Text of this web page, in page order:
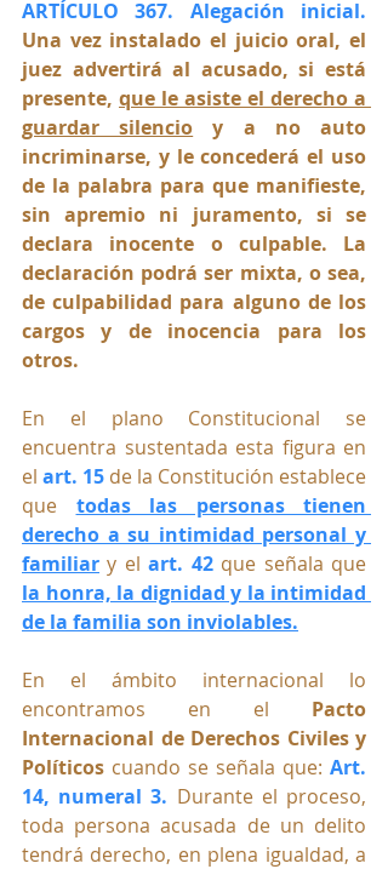
ARTÍCULO 367. Alegación inicial.
Una vez instalado el juicio oral, el
juez advertirá al acusado, si está
presente, que le asiste el derecho a
guardar silencio y a no auto
incriminarse, y le concederá el uso
de la palabra para que manifieste,
sin apremio ni juramento, si se
declara inocente o culpable. La
declaración podrá ser mixta, o sea,
de culpabilidad para alguno de los
cargos y de inocencia para los
otros.
En el plano Constitucional se
encuentra sustentada esta figura en
el art. 15 de la Constitución establece
que todas las personas tienen
derecho a su intimidad personal y
familiar y el art. 42
la honra, la dignidad y la intimidad
de la familia son inviolables.
En el ámbito internacional lo
encontramos en el Pacto
Internacional de Derechos Civiles y
Políticos cuando se señala que: Art.
14, numeral 3. Durante el proceso,
toda persona acusada de un delito
tendrá derecho, en plena igualdad, a